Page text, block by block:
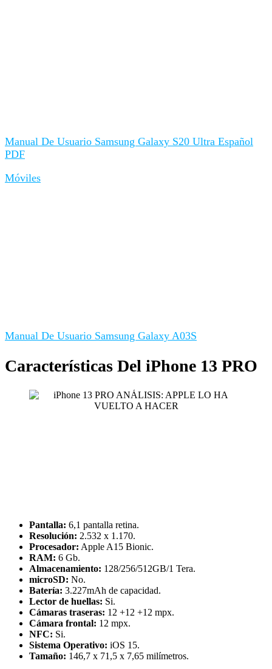
Manual De Usuario Samsung Galaxy S20 Ultra Español
PDF
Móviles
Manual De Usuario Samsung Galaxy A03S
Características Del iPhone 13 PRO
Pantalla: 6,1 pantalla retina.
Resolución: 2.532 x 1.170.
Procesador: Apple A15 Bionic.
RAM: 6 Gb.
Almacenamiento: 128/256/512GB/1 Tera.
microSD: No.
Batería: 3.227mAh de capacidad.
Lector de huellas: Si.
Cámaras traseras: 12 +12 +12 mpx.
Cámara frontal: 12 mpx.
NFC: Si.
Sistema Operativo: iOS 15.
Tamaño: 146,7 x 71,5 x 7,65 milímetros.